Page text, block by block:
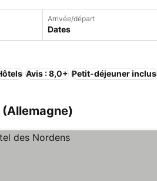
Arrivée/départ
Dates
Avis : 8,0+ Petit-déjeuner inclus